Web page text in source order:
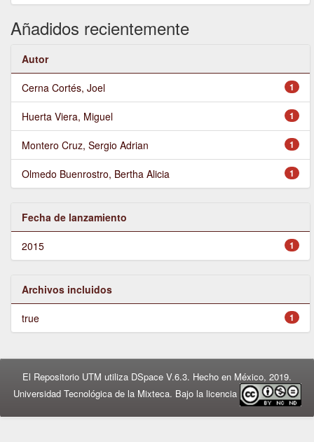
Añadidos recientemente
Autor
1
Cerna Cortés, Joel
1
Huerta Viera, Miguel
1
Montero Cruz, Sergio Adrian
1
Olmedo Buenrostro, Bertha Alicia
Fecha de lanzamiento
1
2015
Archivos incluidos
1
true
El Repositorio UTM utiliza DSpace V.6.3. Hecho en México, 2019.
Universidad Tecnológica de la Mixteca. Bajo la licencia